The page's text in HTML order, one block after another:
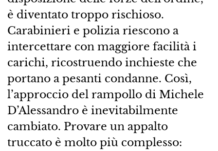
è diventato troppo rischioso.
Carabinieri e polizia riescono a
intercettare con maggiore facilità i
carichi, ricostruendo inchieste che
portano a pesanti condanne. Così,
l’approccio del rampollo di Michele
D’Alessandro è inevitabilmente
cambiato. Provare un appalto
truccato è molto più complesso: